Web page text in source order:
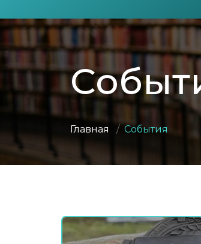
Главная / События